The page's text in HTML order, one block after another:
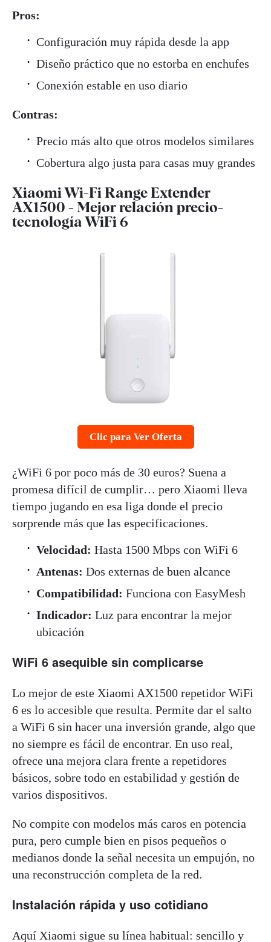
Pros:
Configuración muy rápida desde la app
Diseño práctico que no estorba en enchufes
Conexión estable en uso diario
Contras:
Precio más alto que otros modelos similares
Cobertura algo justa para casas muy grandes
Xiaomi Wi-Fi Range Extender
AX1500 - Mejor relación precio-
tecnología WiFi 6
Clic para Ver Oferta
¿WiFi 6 por poco más de 30 euros? Suena a
promesa difícil de cumplir… pero Xiaomi lleva
tiempo jugando en esa liga donde el precio
sorprende más que las especificaciones.
Velocidad: Hasta 1500 Mbps con WiFi 6
Antenas: Dos externas de buen alcance
Compatibilidad: Funciona con EasyMesh
Indicador: Luz para encontrar la mejor
ubicación
WiFi 6 asequible sin complicarse
Lo mejor de este Xiaomi AX1500 repetidor WiFi
6 es lo accesible que resulta. Permite dar el salto
a WiFi 6 sin hacer una inversión grande, algo que
no siempre es fácil de encontrar. En uso real,
ofrece una mejora clara frente a repetidores
básicos, sobre todo en estabilidad y gestión de
varios dispositivos.
No compite con modelos más caros en potencia
pura, pero cumple bien en pisos pequeños o
medianos donde la señal necesita un empujón, no
una reconstrucción completa de la red.
Instalación rápida y uso cotidiano
Aquí Xiaomi sigue su línea habitual: sencillo y